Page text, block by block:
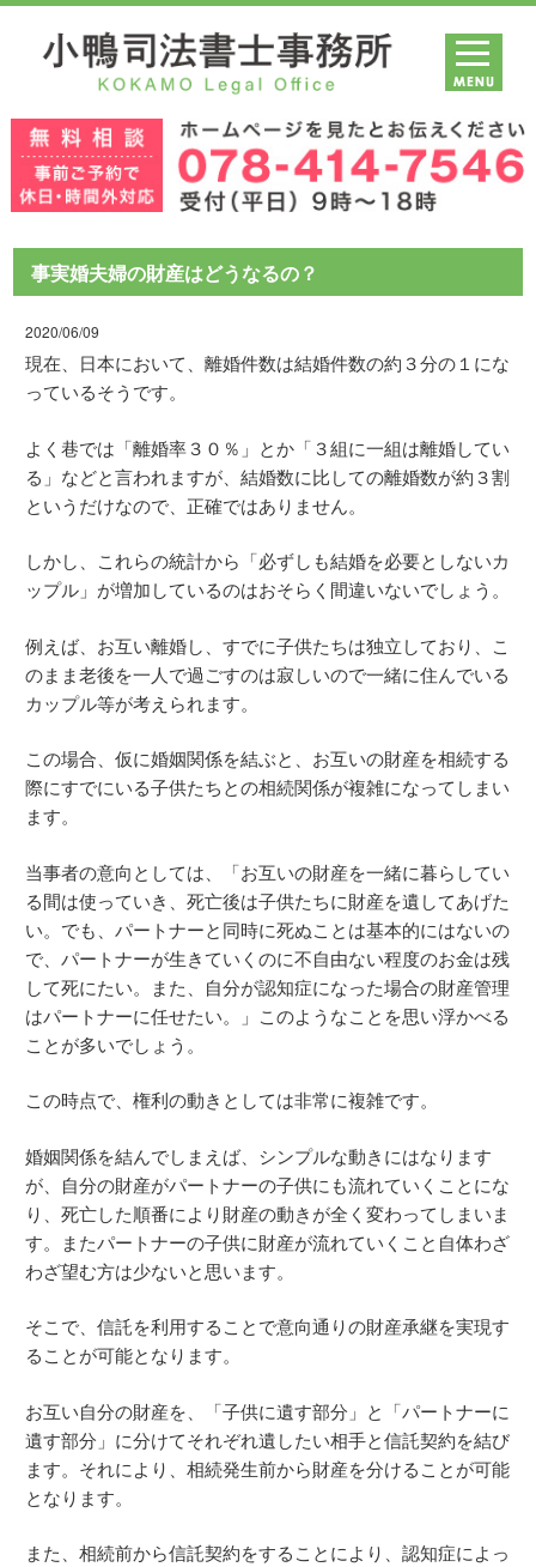
事実婚夫婦の財産はどうなるの？
2020/06/09
現在、日本において、離婚件数は結婚件数の約３分の１にな
っているそうです。
よく巷では「離婚率３０％」とか「３組に一組は離婚してい
る」などと言われますが、結婚数に比しての離婚数が約３割
というだけなので、正確ではありません。
しかし、これらの統計から「必ずしも結婚を必要としないカ
ップル」が増加しているのはおそらく間違いないでしょう。
例えば、お互い離婚し、すでに子供たちは独立しており、こ
のまま老後を一人で過ごすのは寂しいので一緒に住んでいる
カップル等が考えられます。
この場合、仮に婚姻関係を結ぶと、お互いの財産を相続する
際にすでにいる子供たちとの相続関係が複雑になってしまい
ます。
当事者の意向としては、「お互いの財産を一緒に暮らしてい
る間は使っていき、死亡後は子供たちに財産を遺してあげた
い。でも、パートナーと同時に死ぬことは基本的にはないの
で、パートナーが生きていくのに不自由ない程度のお金は残
して死にたい。また、自分が認知症になった場合の財産管理
はパートナーに任せたい。」このようなことを思い浮かべる
ことが多いでしょう。
この時点で、権利の動きとしては非常に複雑です。
婚姻関係を結んでしまえば、シンプルな動きにはなります
が、自分の財産がパートナーの子供にも流れていくことにな
り、死亡した順番により財産の動きが全く変わってしまいま
す。またパートナーの子供に財産が流れていくこと自体わざ
わざ望む方は少ないと思います。
そこで、信託を利用することで意向通りの財産承継を実現す
ることが可能となります。
お互い自分の財産を、「子供に遺す部分」と「パートナーに
遺す部分」に分けてそれぞれ遺したい相手と信託契約を結び
ます。それにより、相続発生前から財産を分けることが可能
となります。
また、相続前から信託契約をすることにより、認知症によっ